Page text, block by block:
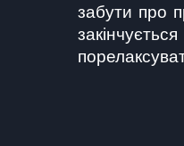
забути про